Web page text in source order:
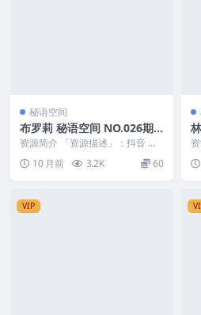
秘语空间
布罗莉 秘语空间 NO.026期
最新至：2025.10.8
资源简介 「资源描述」：抖音 布
罗莉 秘语空间 NO.026期 【5P】
最新至：...
10 月前 3.2K 60
V
VIP